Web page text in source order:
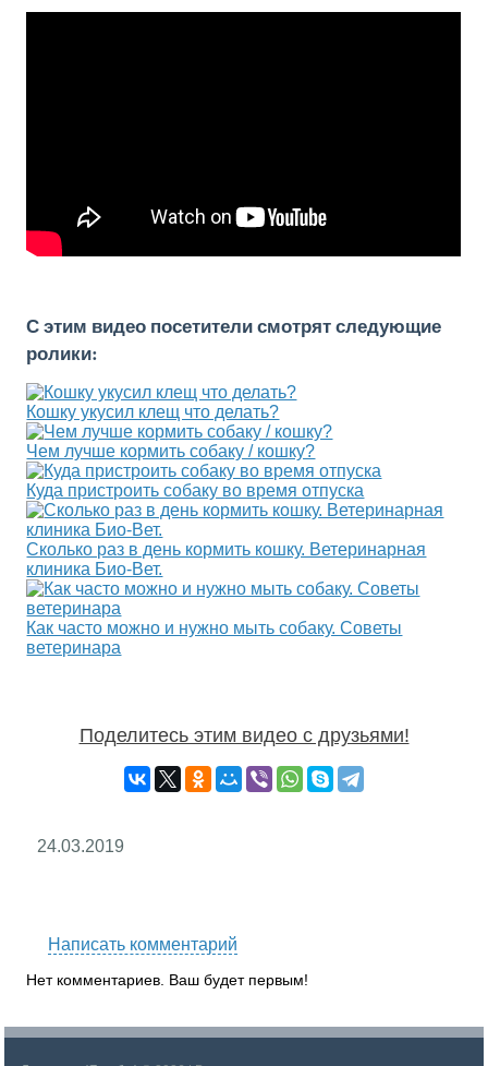
С этим видео посетители смотрят следующие
ролики:
Кошку укусил клещ что делать?
Чем лучше кормить собаку / кошку?
Куда пристроить собаку во время отпуска
Сколько раз в день кормить кошку. Ветеринарная
клиника Био-Вет.
Как часто можно и нужно мыть собаку. Советы
ветеринара
Поделитесь этим видео с друзьями!
24.03.2019
Написать комментарий
Нет комментариев. Ваш будет первым!